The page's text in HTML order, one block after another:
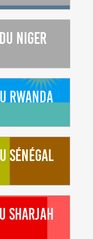
Niger
Rwanda
Sénégal
Sharjah